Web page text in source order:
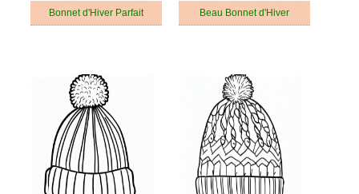
Bonnet d'Hiver Parfait Beau Bonnet d'Hiver